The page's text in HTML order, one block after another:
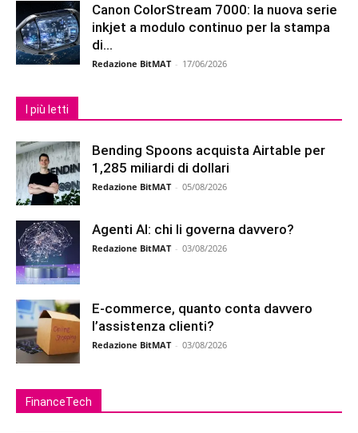
Canon ColorStream 7000: la nuova serie
inkjet a modulo continuo per la stampa
di...
Redazione BitMAT - 17/06/2026
I più letti
Bending Spoons acquista Airtable per
1,285 miliardi di dollari
Redazione BitMAT - 05/08/2026
Agenti AI: chi li governa davvero?
Redazione BitMAT - 03/08/2026
E-commerce, quanto conta davvero
l’assistenza clienti?
Redazione BitMAT - 03/08/2026
FinanceTech